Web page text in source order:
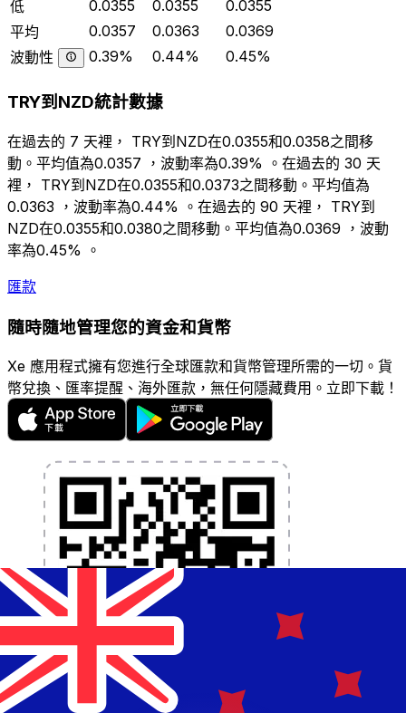
低
0.0355 0.0355
0.0355
平均
0.0357 0.0363
0.0369
波動性
0.39% 0.44% 0.45%
TRY到NZD統計數據
在過去的 7 天裡， TRY到NZD在0.0355和0.0358之間移
動。平均值為0.0357 ，波動率為0.39% 。在過去的 30 天
裡， TRY到NZD在0.0355和0.0373之間移動。平均值為
0.0363 ，波動率為0.44% 。在過去的 90 天裡， TRY到
NZD在0.0355和0.0380之間移動。平均值為0.0369 ，波動
率為0.45% 。
匯款
隨時隨地管理您的資金和貨幣
Xe 應用程式擁有您進行全球匯款和貨幣管理所需的一切。貨
幣兌換、匯率提醒、海外匯款，無任何隱藏費用。立即下載！